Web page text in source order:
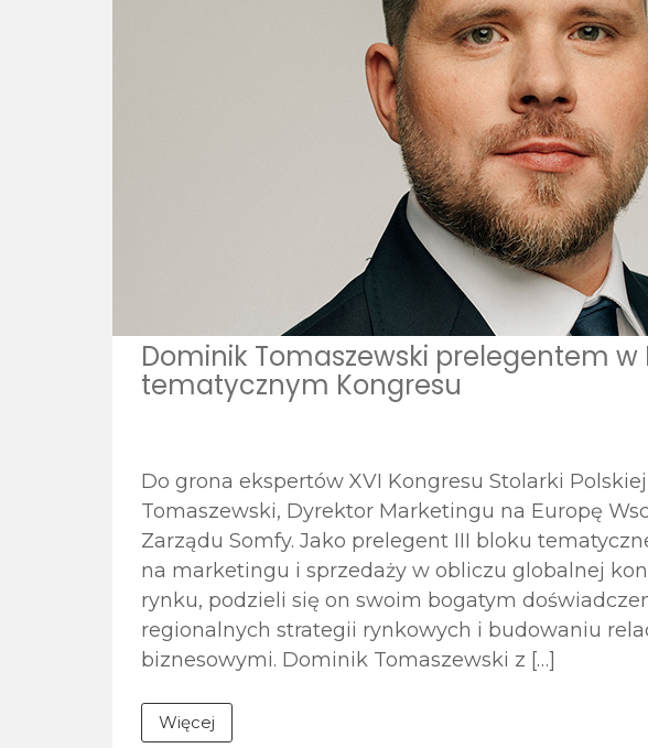
Dominik Tomaszewski prelegentem w
tematycznym Kongresu
Do grona ekspertów XVI Kongresu Stolarki
Tomaszewski, Dyrektor Marketingu na Europę
Zarządu Somfy. Jako prelegent III bloku
na marketingu i sprzedaży w obliczu globalnej
rynku, podzieli się on swoim bogatym
regionalnych strategii rynkowych i budowaniu
biznesowymi. Dominik Tomaszewski z […]
Więcej